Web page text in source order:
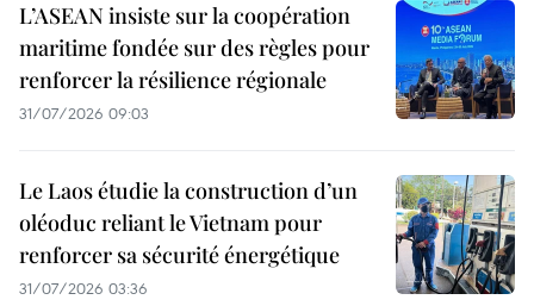
L’ASEAN insiste sur la coopération
maritime fondée sur des règles pour
renforcer la résilience régionale
31/07/2026 09:03
Le Laos étudie la construction d’un
oléoduc reliant le Vietnam pour
renforcer sa sécurité énergétique
31/07/2026 03:36